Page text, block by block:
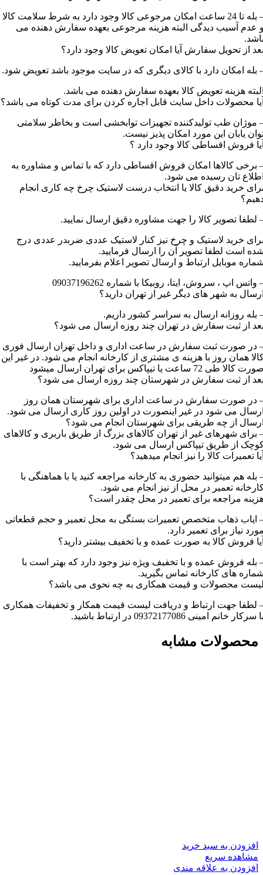
– بله تا 24 ساعت امکان مرجوعی کالا وجود دارد به شرط سلامت کالا
عدم آسیب دیدگی البته هزینه مرجوعی بعهده سفارش دهنده می
از تحویل سفارش آیا امکان تعویض کالا وجود دارد؟
بله امکان دارد با کالای دیگری که در سایت موجود باشد تعویض شود.
هزینه تعویض کالا بعهده سفارش دهنده می باشد.
محصولات داخل سایت قابل اجاره کردن برای مدت کوتاه می باشد؟
موژان طب تولیدکننده تجهیزات توابخشی است و بخاطر سلامتی
یابان این مورد امکان پذیز نیست.
فروش اقساطی کالا وجود دارد ؟
برخی کالاها امکان فروش اقساطی دارد که با تماس و مشاوره به
تان رسیده می شود.
خرید دقیق کالا یا انتخاب درست لاستیک چرخ چه کاری انجام
لطفا تصویر کالا را جهت مشاوره دقیق ارسال نمایید.
خرید لاستیک و چرخ نیز کنار لاستیک عددی ضربدر عددی درج
است لطفا تصویر آن را ارسال فرمایید.
موبایل ارتباط و ارسال تصویر اعلام بفرمایید.
واتس اپ ، سروش، ایتا، روبیکا با شماره 09037196262
به شهر های دیگر غیر از تهران دارید؟
بله روزانه ارسال به سراسر کشور داریم.
از ثبت سفارش در تهران چند روزه ارسال می شود؟
در صورت ثبت سفارش در ساعت اداری و داخل تهران ارسال فوری
همان روز با هزینه ی مشتری از کارخانه انجام می شود. در غیر این
کالا طی 72 ساعت یا تیپاکس برای تهران ارسال میشود
از ثبت سفارش در شهرستان چند روزه ارسال می شود؟
در صورت سفارش در ساعت اداری برای شهرستان همان روز
می شود در غیر اینصورت در اولین روز کاری ارسال می شود.
از چه طریقی برای شهرستان انجام می شود؟
برای شهرهای غیر از تهران کالاهای بزرگ از طریق باربری و کالاهای
از طریق تیپاکس ارسال می شود.
تعمیرات کالا را نیز انجام میدهید؟
بله هم میتوانید حضوری به کارخانه مراجعه کنید یا با هماهنگی با
تعمیر در محل از نیز انجام می شود.
مراجعه برای تعمیر در محل چقدر است؟
ایاب ذهاب متخصص تعمیرات بستگی به محل تعمیر و حجم قطعاتی
نیاز برای تعمیر دارد.
فروش کالا به صورت عمده و با تخفیف بیشتر دارید؟
بله فروش عمده و با تخفیف ویژه نیز وجود دارد که بهتر است با
های کارخانه تماس بگیرید.
محصولات و قیمت همکاری به چه نحوی می باشد؟
لطفا جهت ارتباط و دریافت لیست قیمت همکار و تخفیفات همکاری
سرکار خانم امینی 09372177086 در ارتباط باشید.
محصولات مشابه
افزودن به سبد خرید
مشاهده سریع
افزودن به علاقه مندی